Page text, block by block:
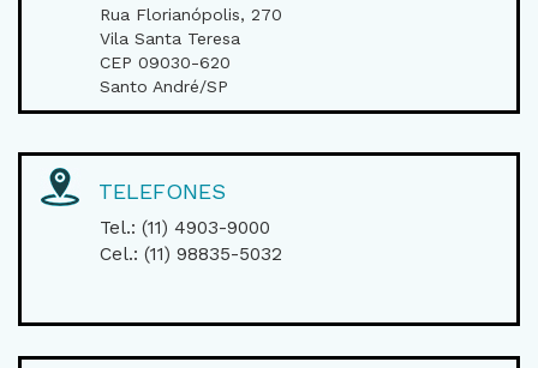
Rua Florianópolis, 270
Vila Santa Teresa
CEP 09030-620
Santo André/SP
TELEFONES
Tel.: (11) 4903-9000
Cel.: (11) 98835-5032